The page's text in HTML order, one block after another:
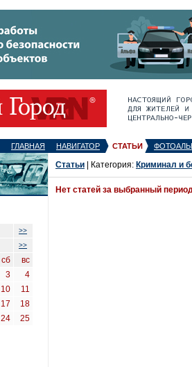
ГЛАВНАЯ НАВИГАТОР СТАТЬИ
>>
>>
сб
вс
3
4
10
11
17
18
24
25
Статьи | Категория: Криминал и
Нет статей за выбранный